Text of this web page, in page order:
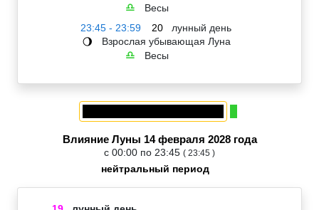
♎
Весы
23:45 - 23:59
20 лунный день
🌖 Взрослая убывающая Луна
♎ Весы
Влияние Луны 14 февраля 2028 года
с 00:00 по 23:45 ( 23:45 )
нейтральный период